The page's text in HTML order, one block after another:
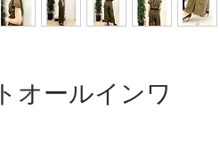
オールインワ